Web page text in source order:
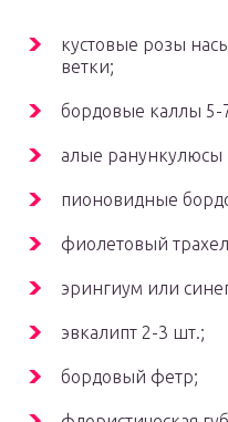
кустовые розы
ветки;
бордовые каллы 5-
алые ранункулюсы
пионовидные
фиолетовый
эрингиум или
эвкалипт 2-3 шт.;
бордовый фетр;